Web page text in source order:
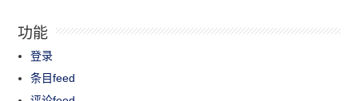
功能
登录
条目feed